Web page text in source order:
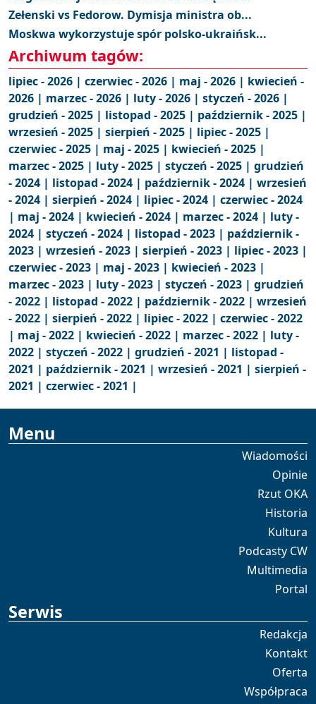
Zełenski vs Fedorow. Dymisja ministra ob...
Moskwa wykorzystuje spór polsko-ukraińsk...
Archiwum tagów:
lipiec - 2026 | czerwiec - 2026 | maj - 2026 | kwiecień -
2026 | marzec - 2026 | luty - 2026 | styczeń - 2026 |
grudzień - 2025 | listopad - 2025 | październik - 2025 |
wrzesień - 2025 | sierpień - 2025 | lipiec - 2025 |
czerwiec - 2025 | maj - 2025 | kwiecień - 2025 |
marzec - 2025 | luty - 2025 | styczeń - 2025 | grudzień
- 2024 | listopad - 2024 | październik - 2024 | wrzesień
- 2024 | sierpień - 2024 | lipiec - 2024 | czerwiec - 2024
| maj - 2024 | kwiecień - 2024 | marzec - 2024 | luty -
2024 | styczeń - 2024 | listopad - 2023 | październik -
2023 | wrzesień - 2023 | sierpień - 2023 | lipiec - 2023 |
czerwiec - 2023 | maj - 2023 | kwiecień - 2023 |
marzec - 2023 | luty - 2023 | styczeń - 2023 | grudzień
- 2022 | listopad - 2022 | październik - 2022 | wrzesień
- 2022 | sierpień - 2022 | lipiec - 2022 | czerwiec - 2022
| maj - 2022 | kwiecień - 2022 | marzec - 2022 | luty -
2022 | styczeń - 2022 | grudzień - 2021 | listopad -
2021 | październik - 2021 | wrzesień - 2021 | sierpień -
2021 | czerwiec - 2021 |
Menu
Wiadomości
Opinie
Rzut OKA
Historia
Kultura
Podcasty CW
Multimedia
Portal
Serwis
Redakcja
Kontakt
Oferta
Współpraca